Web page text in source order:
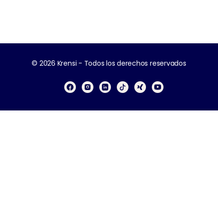
© 2026 Krensi - Todos los derechos reservados